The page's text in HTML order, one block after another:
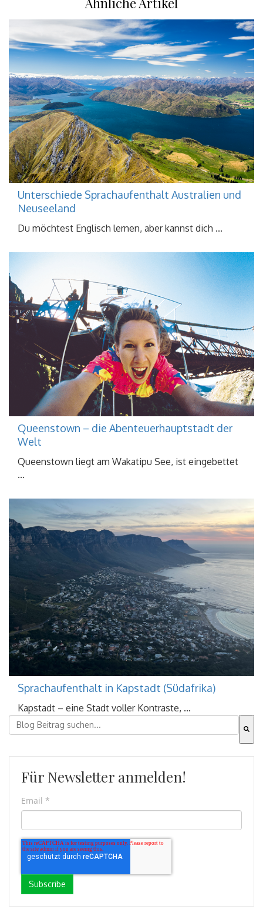
Unterschiede Sprachaufenthalt Australien und
Neuseeland
Du möchtest Englisch lernen, aber kannst dich ...
Queenstown – die Abenteuerhauptstadt der
Welt
Queenstown liegt am Wakatipu See, ist eingebettet
...
Sprachaufenthalt in Kapstadt (Südafrika)
Kapstadt – eine Stadt voller Kontraste, ...
Dies ist ein Suchfeld mit einer automatischen
Für Newsletter anmelden!
Email *